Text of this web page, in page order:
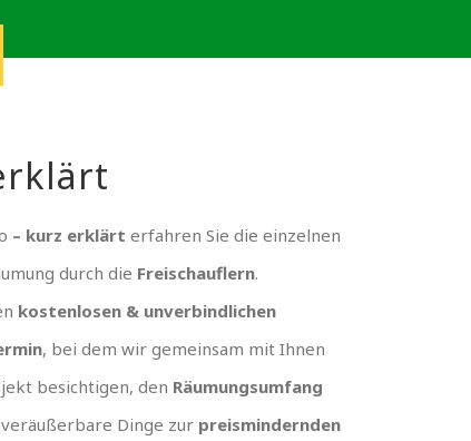
– kurz erklärt erfahren Sie die einzelnen
durch die Freischauflern.
kostenlosen & unverbindlichen
, bei dem wir gemeinsam mit Ihnen
besichtigen, den Räumungsumfang
Dinge zur preismindernden